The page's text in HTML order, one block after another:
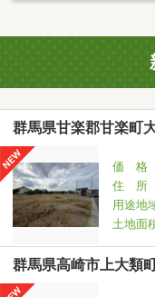
群馬県甘楽郡甘楽町
価 格
住 所
用途地
土地面
群馬県高崎市上大類